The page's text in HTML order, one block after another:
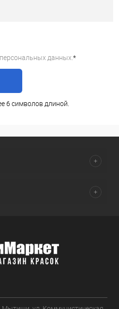
данных. *
6 символов длиной.